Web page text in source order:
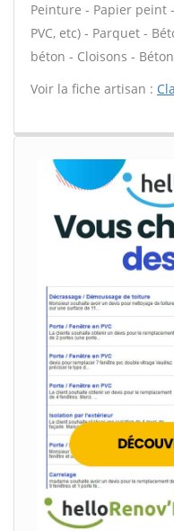
Peinture - Papier peint
PVC, etc) - Parquet -
béton - Cloisons -
Voir la fiche artisan :